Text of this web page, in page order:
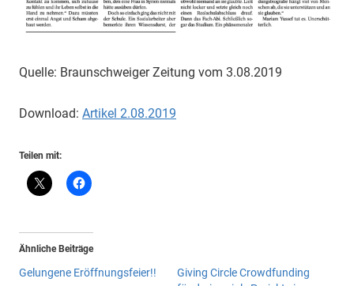
Quelle: Braunschweiger Zeitung vom 3.08.2019
Download: Artikel 2.08.2019
Teilen mit:
Ähnliche Beiträge
Gelungene Eröffnungsfeier!!
Giving Circle Crowdfunding